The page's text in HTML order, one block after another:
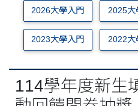
2026大學入門 2025大
2023大學入門 2022大
114學年度新生